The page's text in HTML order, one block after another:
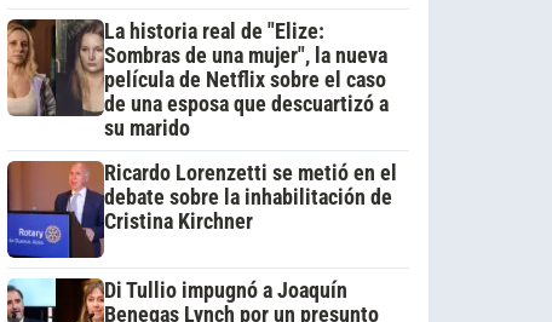
La historia real de "Elize:
Sombras de una mujer", la nueva
película de Netflix sobre el caso
de una esposa que descuartizó a
su marido
Ricardo Lorenzetti se metió en el
debate sobre la inhabilitación de
Cristina Kirchner
Di Tullio impugnó a Joaquín
Benegas Lynch por un presunto